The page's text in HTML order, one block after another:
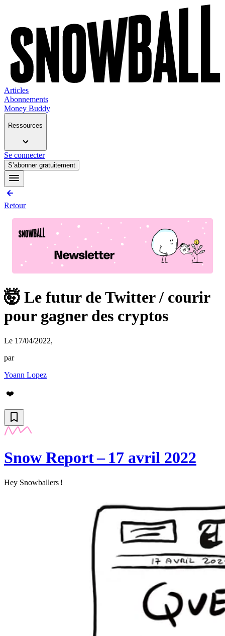
Articles
Abonnements
Money Buddy
Ressources
Se connecter
S’abonner gratuitement
Retour
🤯 Le futur de Twitter / courir
pour gagner des cryptos
Le 17/04/2022,
par
Yoann Lopez
❤️
Snow Report – 17 avril 2022
Hey Snowballers !